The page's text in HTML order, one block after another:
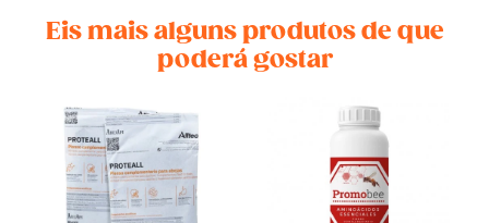
Eis mais alguns produtos de que
poderá gostar